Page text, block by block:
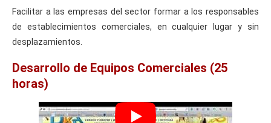
Facilitar a las empresas del sector formar a los responsables
de establecimientos comerciales, en cualquier lugar y sin
desplazamientos.
Desarrollo de Equipos Comerciales (25
horas)